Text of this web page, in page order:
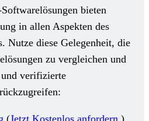
bieten
in allen Aspekten des
Nutze diese Gelegenheit, die
zu vergleichen und
verifizierte
(Jetzt Kostenlos anfordern )